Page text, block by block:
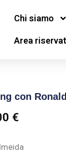
Chi siamo
Area
con
€